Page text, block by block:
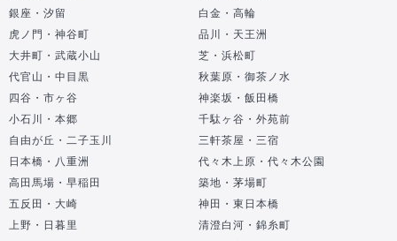
銀座・汐留
白金・高輪
虎ノ門・神谷町
品川・天王洲
大井町・武蔵小山
芝・浜松町
代官山・中目黒
秋葉原・御茶ノ水
四谷・市ヶ谷
神楽坂・飯田橋
小石川・本郷
千駄ヶ谷・外苑前
自由が丘・二子玉川
三軒茶屋・三宿
日本橋・八重洲
代々木上原・代々木公園
高田馬場・早稲田
築地・茅場町
五反田・大崎
神田・東日本橋
上野・日暮里
清澄白河・錦糸町